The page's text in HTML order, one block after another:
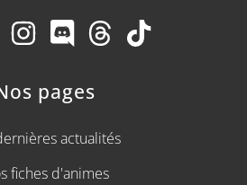
pages
actualités
fiches d'animes